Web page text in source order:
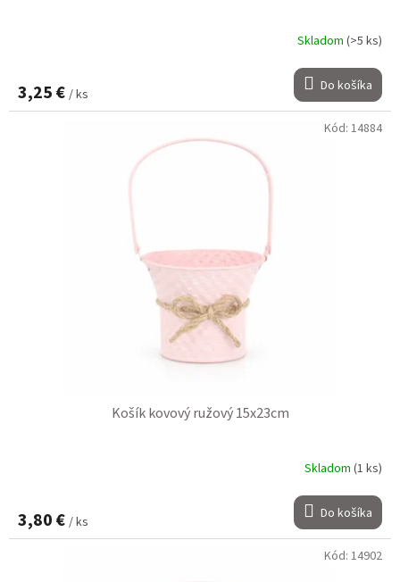
Skladom (>5 ks)
3,25 € / ks Do košíka
Košík kovový ružový 15x23cm
Skladom (1 ks)
3,80 € / ks Do košíka
Kód: 14884
Kód: 14902